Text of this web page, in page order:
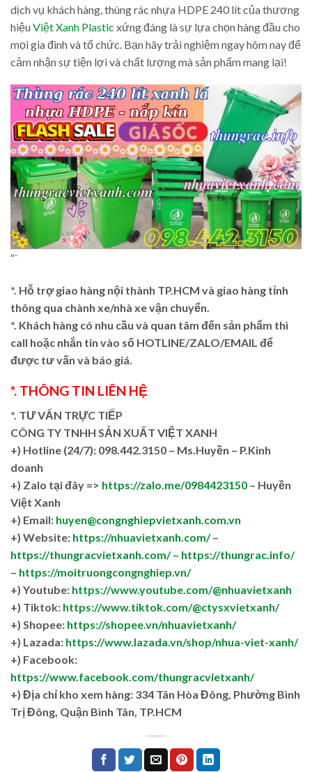
dịch vụ khách hàng, thùng rác nhựa HDPE 240 lít của thương
hiệuViệt Xanh Plastic xứng đáng là sự lựa chọn hàng đầu cho
mọi gia đình và tổ chức. Bạn hãy trải nghiệm ngay hôm nay để
cảm nhận sự tiện lợi và chất lượng mà sản phẩm mang lại!
“`
*. Hỗ trợ giao hàng nội thành TP.HCM và giao hàng tỉnh
thông qua chành xe/nhà xe vận chuyển.
*. Khách hàng có nhu cầu và quan tâm đến sản phẩm thì
call hoặc nhắn tin vào số HOTLINE/ZALO/EMAIL để
được tư vấn và báo giá.
*. THÔNG TIN LIÊN HỆ
*. TƯ VẤN TRỰC TIẾP
CÔNG TY TNHH SẢN XUẤT VIỆT XANH
+) Hotline (24/7): 098.442.3150 – Ms.Huyền – P.Kinh
doanh
+) Zalo tại đây => https://zalo.me/0984423150 – Huyền
Việt Xanh
+) Email: huyen@congnghiepvietxanh.com.vn
+) Website: https://nhuavietxanh.com/–
https://thungracvietxanh.com/– https://thungrac.info/
– https://moitruongcongnghiep.vn/
+) Youtube: https://www.youtube.com/@nhuavietxanh
+) Tiktok: https://www.tiktok.com/@ctysxvietxanh/
+) Shopee: https://shopee.vn/nhuavietxanh/
+) Lazada: https://www.lazada.vn/shop/nhua-viet-xanh/
+) Facebook:
https://www.facebook.com/thungracvietxanh/
+) Địa chỉ kho xem hàng: 334 Tân Hòa Đông, Phường Bình
Trị Đông, Quận Bình Tân, TP.HCM